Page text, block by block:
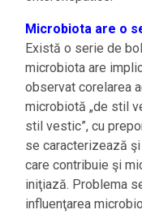
Microbiota are o
Există o serie de
microbiota are
observat corelarea
microbiotă „de stil
stil vestic”, cu
se caracterizează
care contribuie şi
iniţiază. Problema
influenţarea